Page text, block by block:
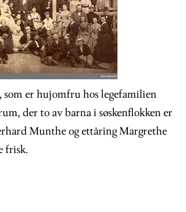
som er hujomfru hos legefamilien
der to av barna i søskenflokken er
Munthe og ettåring Margrethe
frisk.